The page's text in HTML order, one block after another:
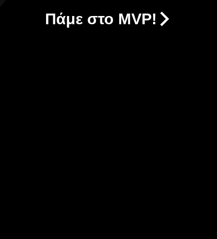
Πάμε στο MVP!